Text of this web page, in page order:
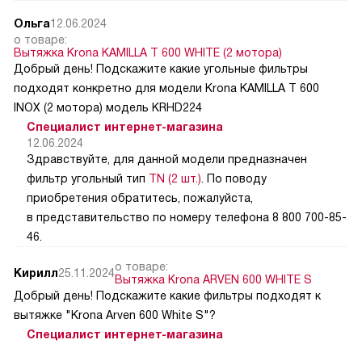
Ольга12.06.2024
о товаре:
Вытяжка Krona KAMILLA T 600 WHITE (2 мотора)
Добрый день! Подскажите какие угольные фильтры
подходят конкретно для модели Krona KAMILLA T 600
INOX (2 мотора) модель KRHD224
Специалист интернет-магазина
12.06.2024
Здравствуйте, для данной модели предназначен
фильтр угольный тип TN (2 шт.). По поводу
приобретения обратитесь, пожалуйста,
в представительство по номеру телефона 8 800 700-85-
46.
Кирилл25.11.2024о товаре:
Вытяжка Krona ARVEN 600 WHITE S
Добрый день! Подскажите какие фильтры подходят к
вытяжке "Krona Arven 600 White S"?
Специалист интернет-магазина